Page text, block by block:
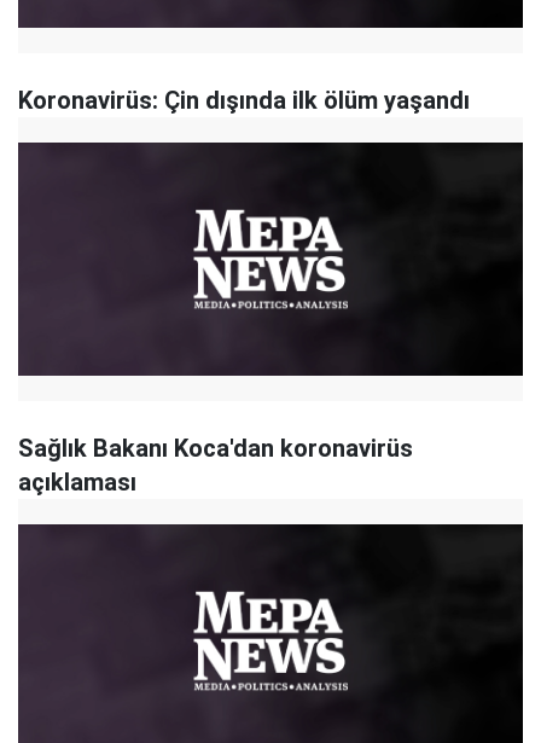
Koronavirüs: Çin dışında ilk ölüm yaşandı
Sağlık Bakanı Koca'dan koronavirüs
açıklaması